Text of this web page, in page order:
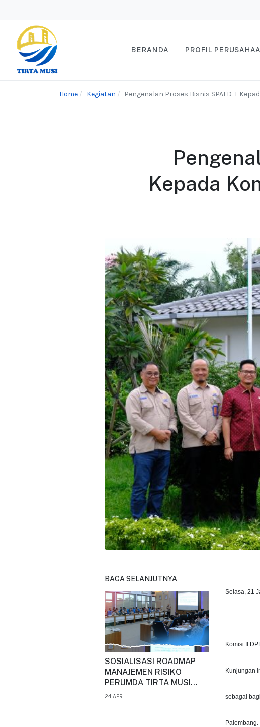
BERANDA PROFIL
Home Kegiatan Pengenalan Proses Bisnis SPALD-T
Kepada
BACA SELANJUTNYA
SOSIALISASI ROADMAP
MANAJEMEN RISIKO
PERUMDA TIRTA MUSI
PALEMBANG
24.APR
Selasa, 21
Komisi II
Kunjungan
sebagai
Palembang.